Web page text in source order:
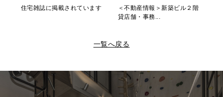
住宅雑誌に掲載されています
＜不動産情報＞新築ビル２階
貸店舗・事務...
一覧へ戻る